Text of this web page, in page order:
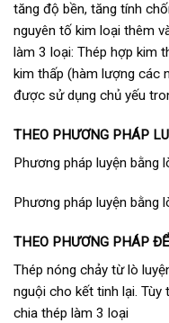
tăng độ bền, tăng tính
nguyên tố kim loại thêm
làm 3 loại: Thép hợp kim
kim thấp (hàm lượng các
được sử dụng chủ yếu
THEO PHƯƠNG PHÁP
Phương pháp luyện bằng
Phương pháp luyện bằng
THEO PHƯƠNG PHÁP
Thép nóng chảy từ lò
nguội cho kết tinh lại.
chia thép làm 3 loại